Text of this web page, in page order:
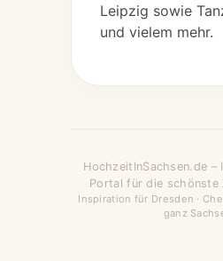
Leipzig sowie
und vielem mehr.
HochzeitInSachsen.de –
Portal für die schönste
Inspiration für Dresden ·
ganz